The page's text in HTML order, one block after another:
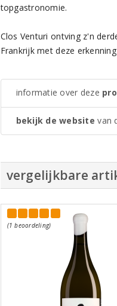
topgastronomie.
Clos Venturi ontving z'n
Frankrijk met deze
informatie over deze
bekijk de website van
vergelijkbare
(1 beoordeling)